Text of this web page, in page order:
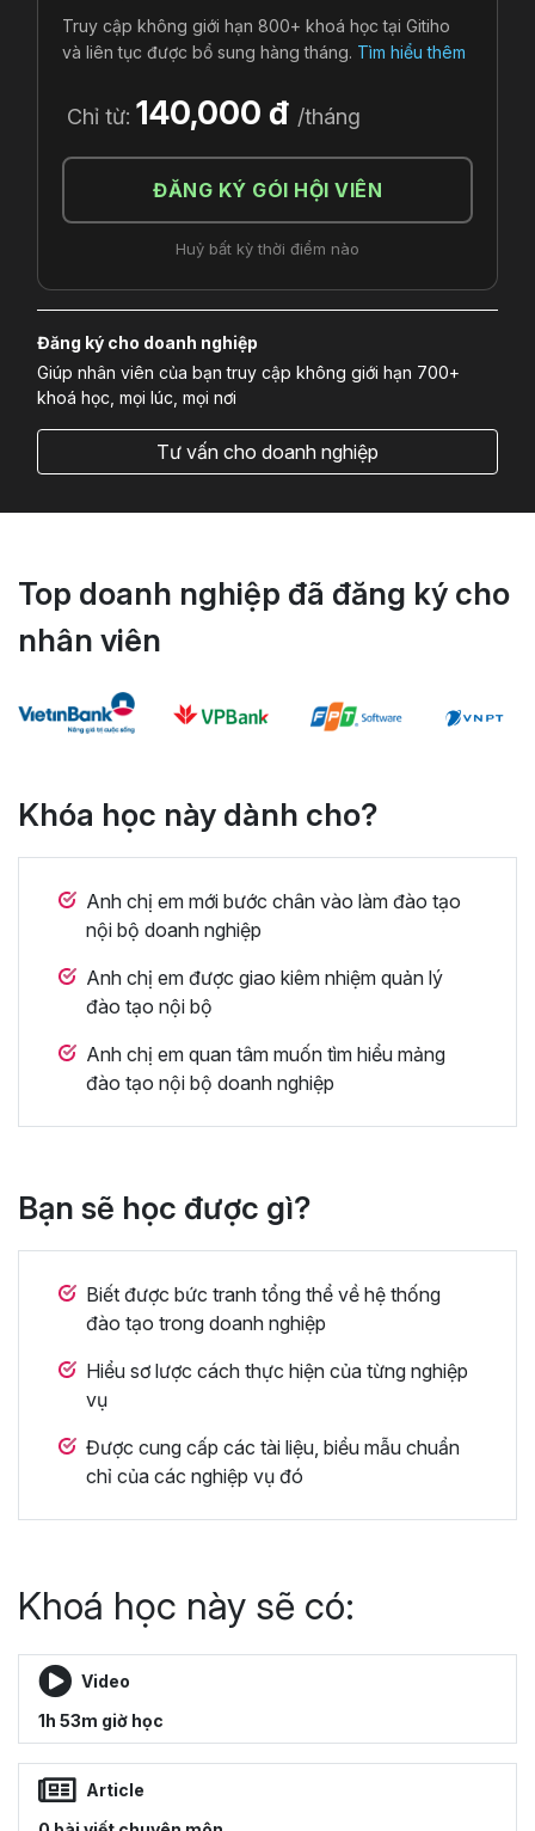
Truy cập không giới hạn 800+ khoá học tại Gitiho
và liên tục được bổ sung hàng tháng. Tìm hiểu thêm
Chỉ từ: 140,000 đ /tháng
ĐĂNG KÝ GÓI HỘI VIÊN
Huỷ bất kỳ thời điểm nào
Đăng ký cho doanh nghiệp
Giúp nhân viên của bạn truy cập không giới hạn 700+
khoá học, mọi lúc, mọi nơi
Tư vấn cho doanh nghiệp
Top doanh nghiệp đã đăng ký cho
nhân viên
Khóa học này dành cho?
Anh chị em mới bước chân vào làm đào tạo
nội bộ doanh nghiệp
Anh chị em được giao kiêm nhiệm quản lý
đào tạo nội bộ
Anh chị em quan tâm muốn tìm hiểu mảng
đào tạo nội bộ doanh nghiệp
Bạn sẽ học được gì?
Biết được bức tranh tổng thể về hệ thống
đào tạo trong doanh nghiệp
Hiểu sơ lược cách thực hiện của từng nghiệp
vụ
Được cung cấp các tài liệu, biểu mẫu chuẩn
chỉ của các nghiệp vụ đó
Khoá học này sẽ có:
Video
1h 53m giờ học
Article